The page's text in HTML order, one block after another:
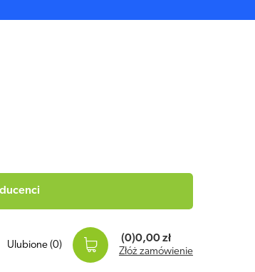
Ulubione (0)
(0)0,00 zł
Złóż zamówienie